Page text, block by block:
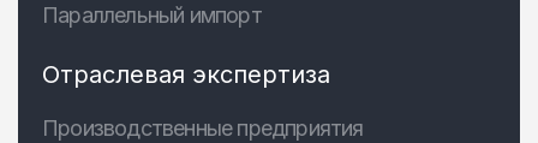
Параллельный импорт
Отраслевая экспертиза
Производственные предприятия